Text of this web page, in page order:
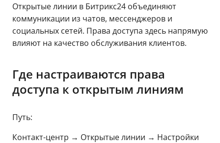
Открытые линии в Битрикс24 объединяют
коммуникации из чатов, мессенджеров и
социальных сетей. Права доступа здесь напрямую
влияют на качество обслуживания клиентов.
Где настраиваются права
доступа к открытым линиям
Путь:
Контакт-центр → Открытые линии → Настройки